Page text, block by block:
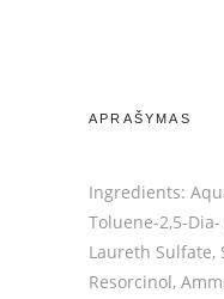
APRAŠYMAS
Ingredients:
Toluene-2,5-
Laureth Sulfate,
Resorcinol,